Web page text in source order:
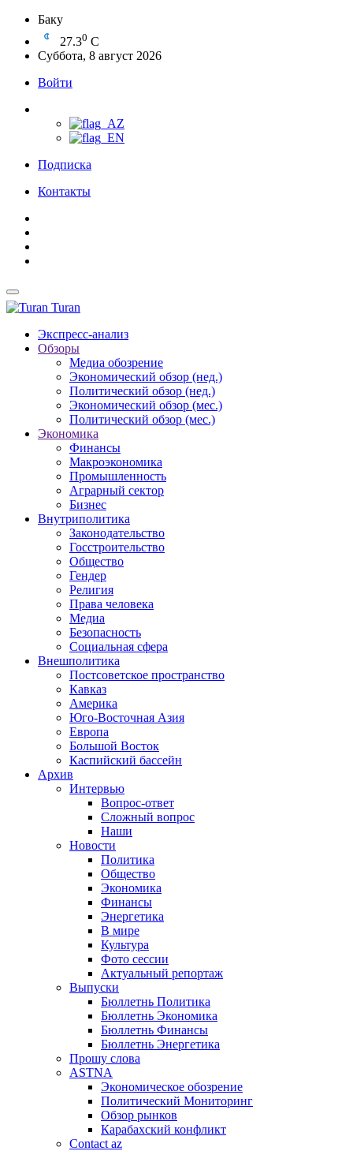
Баку
27.30 C
Суббота, 8 август 2026
Войти
Подписка
Контакты
Turan
Экспресс-анализ
Обзоры
Медиа обозрение
Экономический обзор (нед.)
Политический обзор (нед.)
Экономический обзор (мес.)
Политический обзор (мес.)
Экономика
Финансы
Макроэкономика
Промышленность
Аграрный сектор
Бизнес
Внутриполитика
Законодательство
Госстроительство
Общество
Гендер
Религия
Права человека
Медиа
Безопасность
Социальная сфера
Внешполитика
Постсоветское пространство
Кавказ
Америка
Юго-Восточная Азия
Европа
Большой Восток
Каспийский бассейн
Архив
Интервью
Вопрос-ответ
Сложный вопрос
Наши
Новости
Политика
Общество
Экономика
Финансы
Энергетика
В мире
Культура
Фото сессии
Актуальный репортаж
Выпуски
Бюллетнь Политика
Бюллетнь Экономика
Бюллетнь Финансы
Бюллетнь Энергетика
Прошу слова
ASTNA
Экономическое обозрение
Политический Мониторинг
Обзор рынков
Карабахский конфликт
Contact az